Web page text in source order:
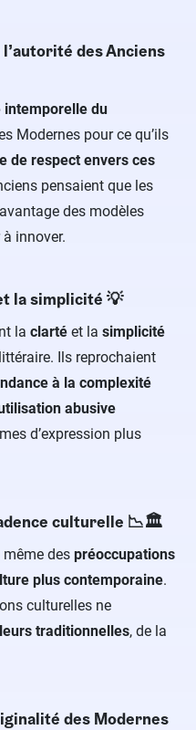
des Anciens
intemporelle du
Modernes pour ce qu’ils
de respect envers ces
pensaient que les
des modèles
innover.
la simplicité 💡
la clarté et la simplicité
Ils reprochaient
à la complexité
abusive
d’expression plus
culturelle 📉🏛️
des préoccupations
plus contemporaine.
culturelles ne
traditionnelles, de la
des Modernes